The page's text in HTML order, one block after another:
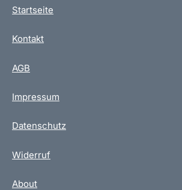
Startseite
Kontakt
AGB
Impressum
Datenschutz
Widerruf
About